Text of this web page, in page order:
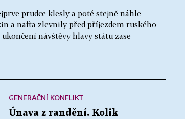
prudce klesly a poté stejně náhle
a nafta zlevnily před příjezdem ruského
návštěvy hlavy státu zase
GENERAČNÍ KONFLIKT
Únava z randění. Kolik